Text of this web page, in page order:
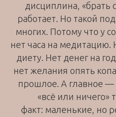
дисциплина, «брать
работает. Но такой
многих. Потому что у
нет часа на медитацию.
диету. Нет денег на
нет желания опять
прошлое. А главное —
«всё или ничего»
факт: маленькие, но